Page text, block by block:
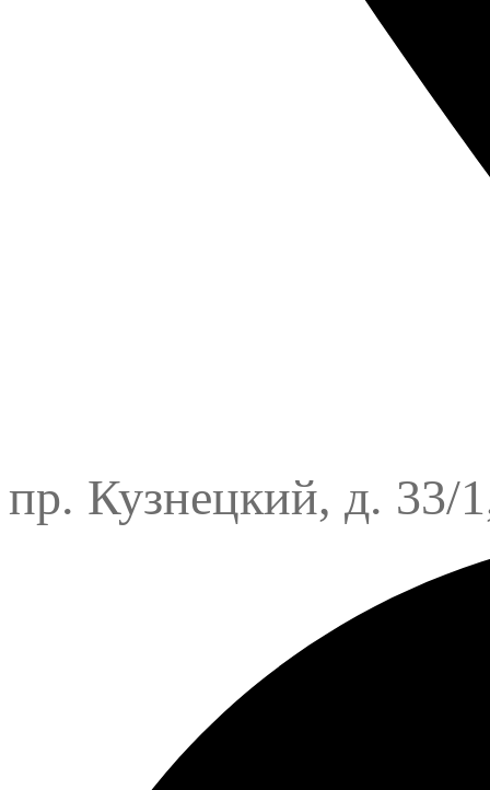
пр. Кузнецкий, д. 33/